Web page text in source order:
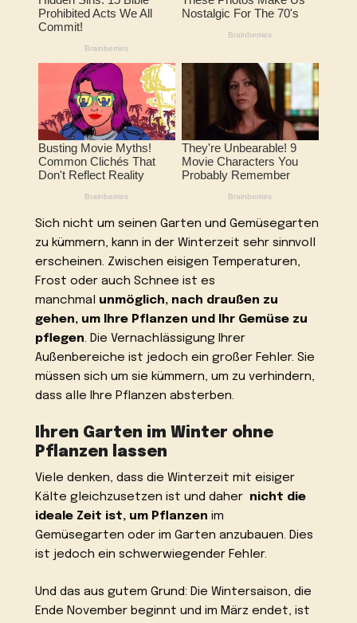
Sich nicht um seinen Garten und Gemüsegarten
zu kümmern, kann in der Winterzeit sehr sinnvoll
erscheinen. Zwischen eisigen Temperaturen,
Frost oder auch Schnee ist es
manchmal unmöglich, nach draußen zu
gehen, um Ihre Pflanzen und Ihr Gemüse zu
pflegen. Die Vernachlässigung Ihrer
Außenbereiche ist jedoch ein großer Fehler. Sie
müssen sich um sie kümmern, um zu verhindern,
dass alle Ihre Pflanzen absterben.
Ihren Garten im Winter ohne
Pflanzen lassen
Viele denken, dass die Winterzeit mit eisiger
Kälte gleichzusetzen ist und daher nicht die
ideale Zeit ist, um Pflanzen im
Gemüsegarten oder im Garten anzubauen. Dies
ist jedoch ein schwerwiegender Fehler.
Und das aus gutem Grund: Die Wintersaison, die
Ende November beginnt und im März endet, ist